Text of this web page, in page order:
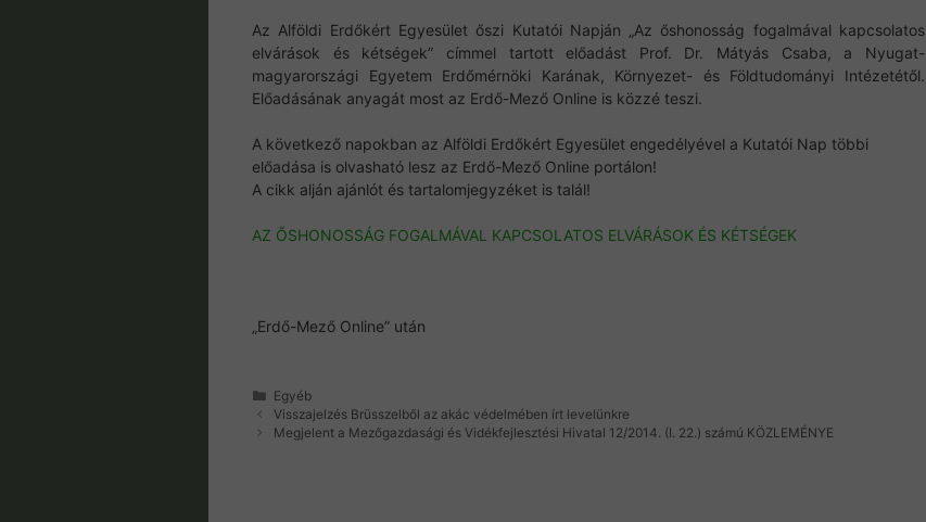
Az Alföldi Erdőkért Egyesület őszi Kutatói Napján „Az őshonosság fogalmával kapcsolatos
elvárások és kétségek” címmel tartott előadást Prof. Dr. Mátyás Csaba, a Nyugat-
magyarországi Egyetem Erdőmérnöki Karának, Környezet- és Földtudományi Intézetétől.
Előadásának anyagát most az Erdő-Mező Online is közzé teszi.
A következő napokban az Alföldi Erdőkért Egyesület engedélyével a Kutatói Nap többi
előadása is olvasható lesz az Erdő-Mező Online portálon!
A cikk alján ajánlót és tartalomjegyzéket is talál!
AZ ŐSHONOSSÁG FOGALMÁVAL KAPCSOLATOS ELVÁRÁSOK ÉS KÉTSÉGEK
„Erdő-Mező Online” után
Kategória
Egyéb
Visszajelzés Brüsszelből az akác védelmében írt levelünkre
Megjelent a Mezőgazdasági és Vidékfejlesztési Hivatal 12/2014. (I. 22.) számú KÖZLEMÉNYE